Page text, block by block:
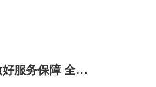
大理日报 | 杨国宗带队开展高考巡考时强调 严谨细致做好服务保障 全力护航高考安全平稳有序进行